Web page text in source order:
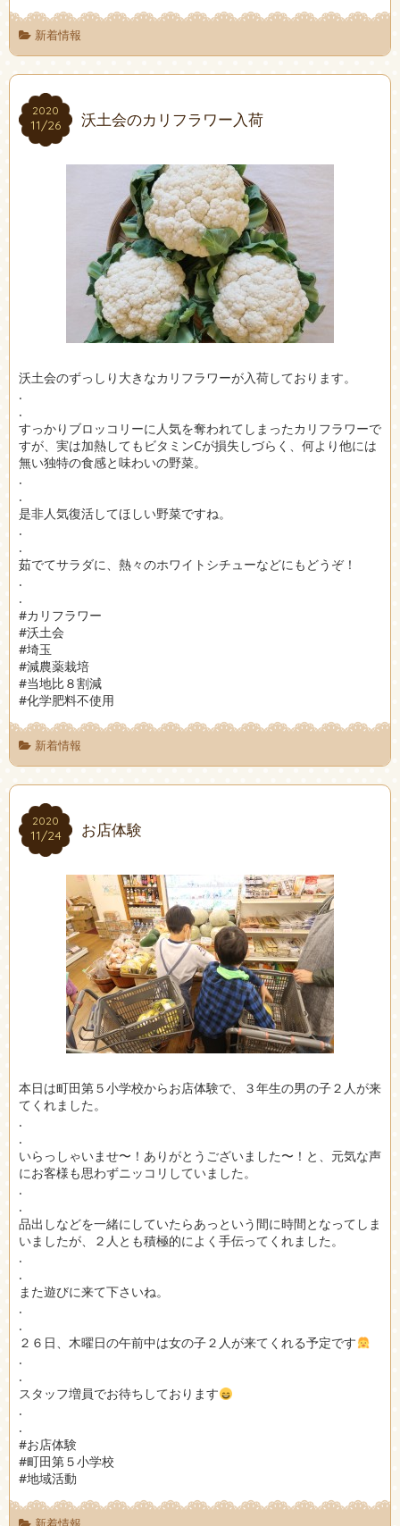
新着情報
2020
11/26
2020
11/26 沃土会のカリフラワー入荷
沃土会のずっしり大きなカリフラワーが入荷しております。
.
.
すっかりブロッコリーに人気を奪われてしまったカリフラワーで
すが、実は加熱してもビタミンCが損失しづらく、何より他には
無い独特の食感と味わいの野菜。
.
.
是非人気復活してほしい野菜ですね。
.
.
茹でてサラダに、熱々のホワイトシチューなどにもどうぞ！
.
.
#カリフラワー
#沃土会
#埼玉
#減農薬栽培
#当地比８割減
#化学肥料不使用
新着情報
2020
11/24
2020
11/24 お店体験
本日は町田第５小学校からお店体験で、３年生の男の子２人が来
てくれました。
.
.
いらっしゃいませ〜！ありがとうございました〜！と、元気な声
にお客様も思わずニッコリしていました。
.
.
品出しなどを一緒にしていたらあっという間に時間となってしま
いましたが、２人とも積極的によく手伝ってくれました。
.
.
また遊びに来て下さいね。
.
.
２６日、木曜日の午前中は女の子２人が来てくれる予定です
.
.
スタッフ増員でお待ちしております
.
.
#お店体験
#町田第５小学校
#地域活動